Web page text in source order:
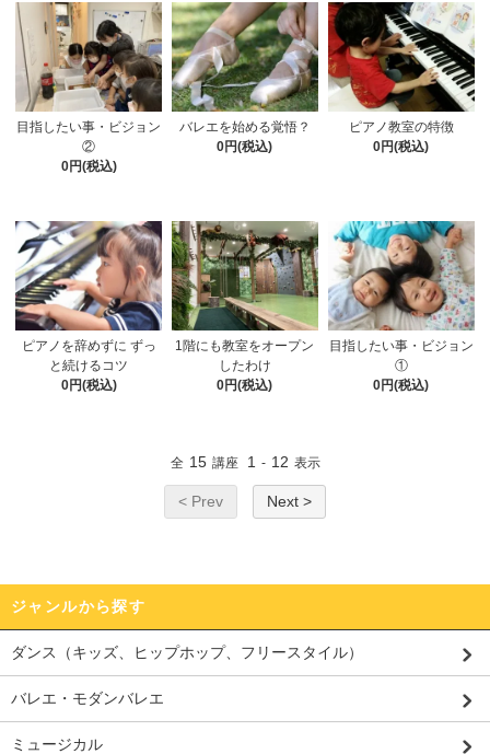
目指したい事・ビジョン
②
0円(税込)
バレエを始める覚悟？
0円(税込)
ピアノ教室の特徴
0円(税込)
ピアノを辞めずに ずっ
と続けるコツ
0円(税込)
1階にも教室をオープン
したわけ
0円(税込)
目指したい事・ビジョン
①
0円(税込)
全 15 講座 1 - 12 表示
< Prev Next >
ジャンルから探す
ダンス（キッズ、ヒップホップ、フリースタイル）
バレエ・モダンバレエ
ミュージカル